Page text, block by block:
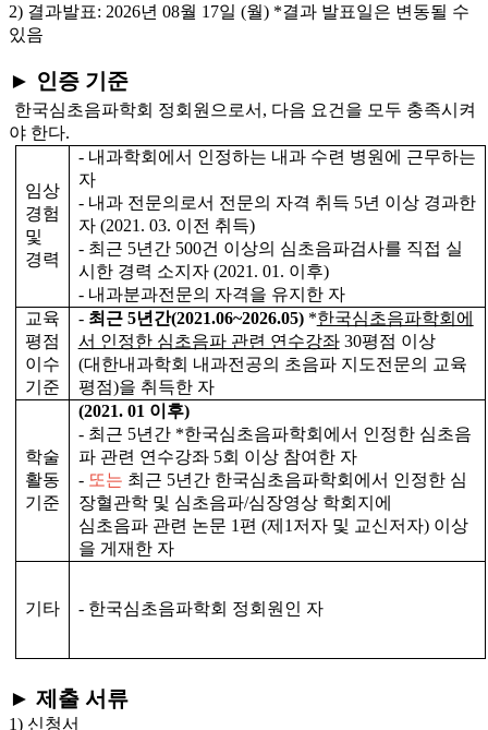
2) 결과발표: 2026년 08월 17일 (월) *결과 발표일은 변동될 수
있음
► 인증 기준
한국심초음파학회 정회원으로서, 다음 요건을 모두 충족시켜
야 한다.
임상
경험
및
경력
- 내과학회에서 인정하는 내과 수련 병원에 근무하는
자
- 내과 전문의로서 전문의 자격 취득 5년 이상 경과한
자 (2021. 03. 이전 취득)
- 최근 5년간 500건 이상의 심초음파검사를 직접 실
시한 경력 소지자 (2021. 01. 이후)
- 내과분과전문의 자격을 유지한 자
교육
평점
이수
기준
- 최근 5년간(2021.06~2026.05)*한국심초음파학회에
서 인정한 심초음파 관련 연수강좌30평점 이상
(대한내과학회 내과전공의 초음파 지도전문의 교육
평점)을 취득한 자
학술
활동
기준
(2021. 01 이후)
- 최근 5년간 *한국심초음파학회에서 인정한 심초음
파 관련 연수강좌 5회 이상 참여한 자
- 또는 최근 5년간 한국심초음파학회에서 인정한 심
장혈관학 및 심초음파/심장영상 학회지에
심초음파 관련 논문 1편 (제1저자 및 교신저자) 이상
을 게재한 자
기타 - 한국심초음파학회 정회원인 자
► 제출 서류
1) 신청서